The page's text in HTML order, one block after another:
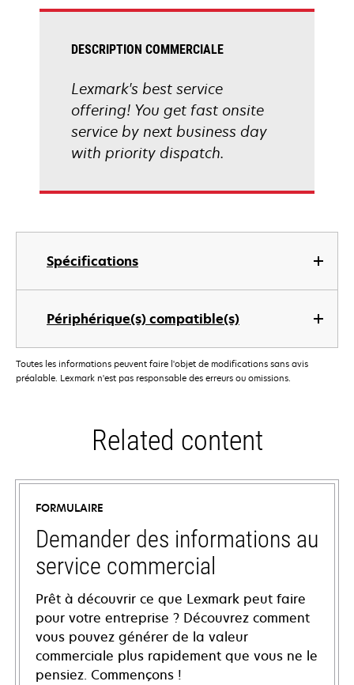
Spécifications
Périphérique(s) compatible(s)
DESCRIPTION COMMERCIALE
Lexmark's best service
offering! You get fast onsite
service by next business day
with priority dispatch.
Toutes les informations peuvent faire l'objet de modifications sans avis
préalable. Lexmark n'est pas responsable des erreurs ou omissions.
Related content
FORMULAIRE
Demander des informations au
service commercial
Prêt à découvrir ce que Lexmark peut faire
pour votre entreprise ? Découvrez comment
vous pouvez générer de la valeur
commerciale plus rapidement que vous ne le
pensiez. Commençons !